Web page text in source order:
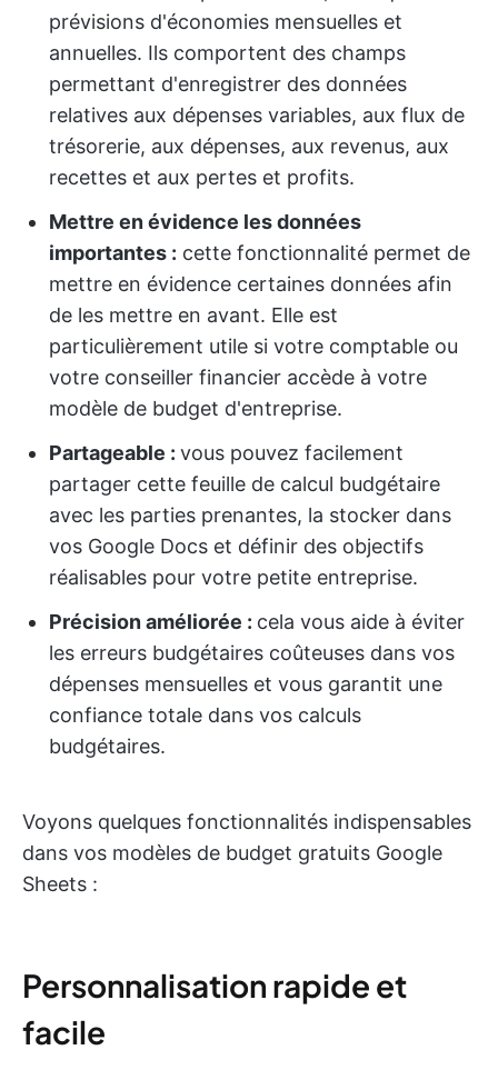
prévisions d'économies mensuelles et
annuelles. Ils comportent des champs
permettant d'enregistrer des données
relatives aux dépenses variables, aux flux de
trésorerie, aux dépenses, aux revenus, aux
recettes et aux pertes et profits.
Mettre en évidence les données
importantes : cette fonctionnalité permet de
mettre en évidence certaines données afin
de les mettre en avant. Elle est
particulièrement utile si votre comptable ou
votre conseiller financier accède à votre
modèle de budget d'entreprise.
Partageable : vous pouvez facilement
partager cette feuille de calcul budgétaire
avec les parties prenantes, la stocker dans
vos Google Docs et définir des objectifs
réalisables pour votre petite entreprise.
Précision améliorée : cela vous aide à éviter
les erreurs budgétaires coûteuses dans vos
dépenses mensuelles et vous garantit une
confiance totale dans vos calculs
budgétaires.
Voyons quelques fonctionnalités indispensables
dans vos modèles de budget gratuits Google
Sheets :
Personnalisation rapide et
facile